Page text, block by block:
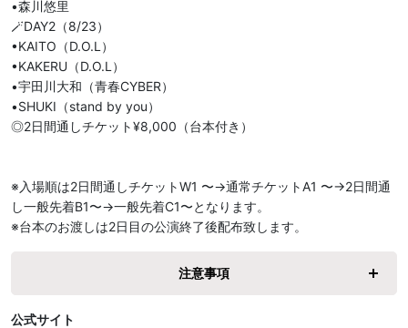
•森川悠里
🪄DAY2（8/23）
•KAITO（D.O.L）
•KAKERU（D.O.L）
•宇田川大和（青春CYBER）
•SHUKI（stand by you）
◎2日間通しチケット¥8,000（台本付き）
※入場順は2日間通しチケットW1 〜→通常チケットA1 〜→2日間通
し一般先着B1〜→一般先着C1〜となります。
※台本のお渡しは2日目の公演終了後配布致します。
注意事項
公式サイト